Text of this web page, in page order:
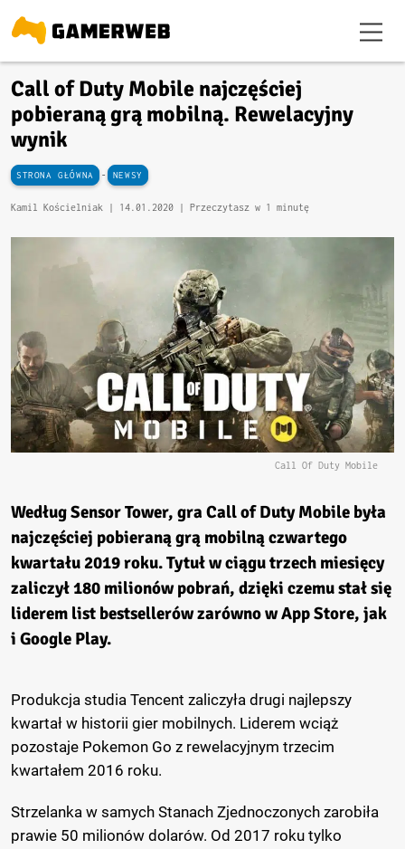
Call of Duty Mobile najczęściej
pobieraną grą mobilną. Rewelacyjny
wynik
STRONA GŁÓWNA - NEWSY
Kamil Kościelniak | 14.01.2020 | Przeczytasz w 1 minutę
Call Of Duty Mobile
Według Sensor Tower, gra Call of Duty Mobile była
najczęściej pobieraną grą mobilną czwartego
kwartału 2019 roku. Tytuł w ciągu trzech miesięcy
zaliczył 180 milionów pobrań, dzięki czemu stał się
liderem list bestsellerów zarówno w App Store, jak
i Google Play.
Produkcja studia Tencent zaliczyła drugi najlepszy
kwartał w historii gier mobilnych. Liderem wciąż
pozostaje Pokemon Go z rewelacyjnym trzecim
kwartałem 2016 roku.
Strzelanka w samych Stanach Zjednoczonych zarobiła
prawie 50 milionów dolarów. Od 2017 roku tylko